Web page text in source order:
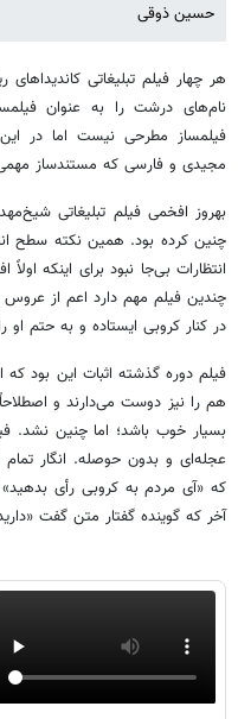
حسین ذوقی
نام‌های درشت را به عنوان
فیلمساز مطرحی نیست اما در
مجیدی و فارسی که مستندساز
چنین کرده بود. همین نکته سطح
انتظارات بی‌جا نبود برای اینکه
چندین فیلم مهم دارد اعم از
در کنار کروبی ایستاده و به حتم
فیلم دوره گذشته اثبات این بود
هم را نیز دوست می‌دارند و
بسیار خوب باشد؛ اما چنین نشد.
عجله‌ای و بدون حوصله. انگار
که «آی مردم به کروبی رأی
آخر که گوینده گفتار متن گفت